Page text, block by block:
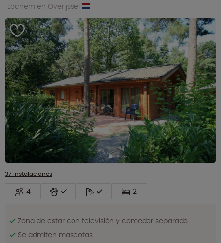
Lochem en Overijssel
37 instalaciones
4 2
Zona de estar con televisión y comedor separado
Se admiten mascotas